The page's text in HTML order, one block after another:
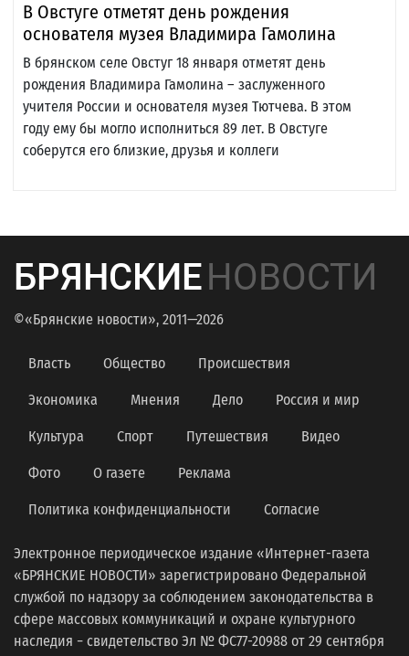
В Овстуге отметят день рождения
основателя музея Владимира Гамолина
В брянском селе Овстуг 18 января отметят день
рождения Владимира Гамолина – заслуженного
учителя России и основателя музея Тютчева. В этом
году ему бы могло исполниться 89 лет. В Овстуге
соберутся его близкие, друзья и коллеги
БРЯНСКИЕНОВОСТИ
©«Брянские новости», 2011—2026
Власть Общество Происшествия
Экономика Мнения Дело Россия и мир
Культура Спорт Путешествия Видео
Фото О газете Реклама
Политика конфиденциальности Согласие
Электронное периодическое издание «Интернет-газета
«БРЯНСКИЕ НОВОСТИ» зарегистрировано Федеральной
службой по надзору за соблюдением законодательства в
сфере массовых коммуникаций и охране культурного
наследия − свидетельство Эл № ФС77-20988 от 29 сентября